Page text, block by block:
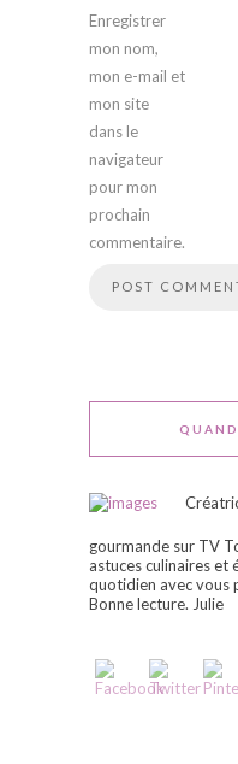
Enregistrer
mon nom,
mon e-mail et
mon site
dans le
navigateur
pour mon
prochain
commentaire.
gourmande sur TV
astuces culinaires et
quotidien avec vous
Bonne lecture. Julie